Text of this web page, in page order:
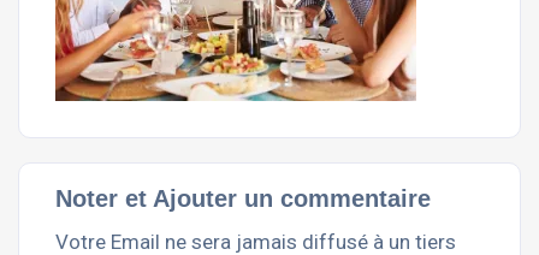
Noter et Ajouter un commentaire
Votre Email ne sera jamais diffusé à un tiers